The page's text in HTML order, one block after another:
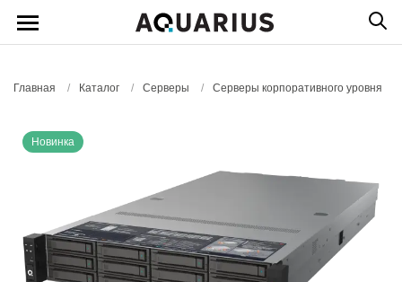
Главная / Каталог / Серверы / Серверы корпоративного уровня
Новинка